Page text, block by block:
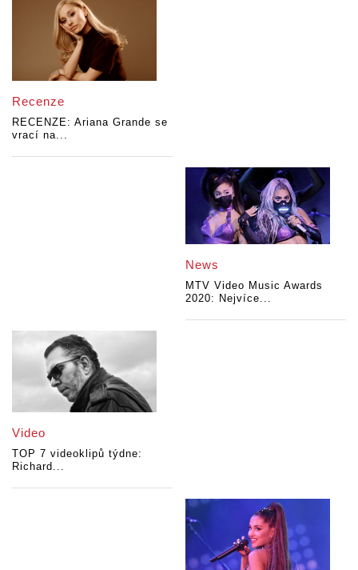
Recenze
RECENZE: Ariana Grande se
vrací na...
News
MTV Video Music Awards
2020: Nejvíce...
Video
TOP 7 videoklipů týdne:
Richard...